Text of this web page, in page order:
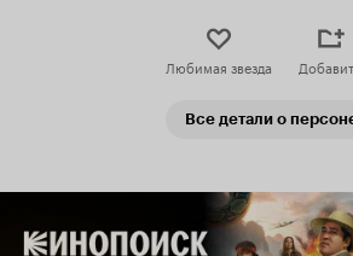
Любимая звезда
Все детали о